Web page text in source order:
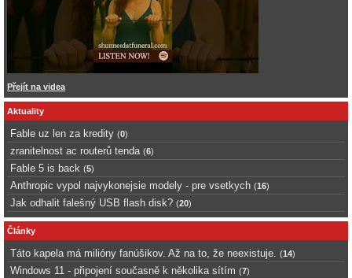
Přejít na videa
Aktuality
Fable uz len za kredity (0)
zranitelnost ac routerů tenda (6)
Fable 5 is back (5)
Anthropic vypol najvykonejsie modely - pre vsetkych (16)
Jak odhalit falešný USB flash disk? (20)
Články
Táto kapela má milióny fanúšikov. Až na to, že neexistuje. (14)
Windows 11 - připojení současně k několika sítím (7)